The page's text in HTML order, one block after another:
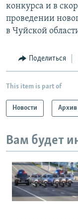
конкурса и в
проведении
в Чуйской
Поделиться
This item is part of
Новости Архив
Вам будет